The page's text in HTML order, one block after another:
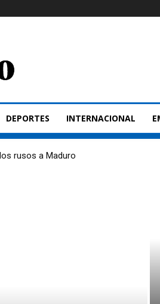
DEPORTES INTERNACIONAL
rusos a Maduro